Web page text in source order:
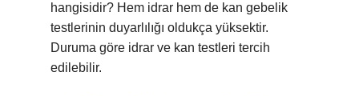
hangisidir? Hem idrar hem de kan gebelik
testlerinin duyarlılığı oldukça yüksektir.
Duruma göre idrar ve kan testleri tercih
edilebilir.